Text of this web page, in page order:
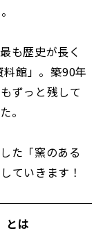
も歴史が長く
館」。築90年
ずっと残して
。
た「窯のある
ていきます！
とは